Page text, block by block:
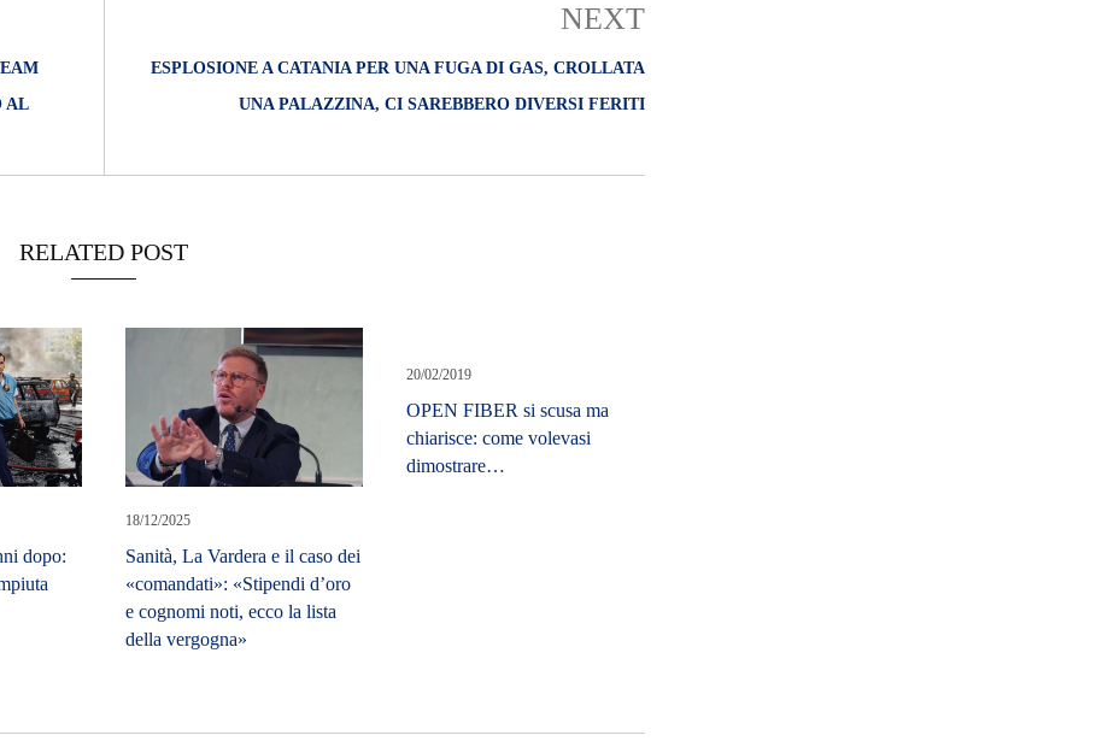
AL
NEXT
ESPLOSIONE A CATANIA PER UNA FUGA DI GAS, CROLLATA
UNA PALAZZINA, CI SAREBBERO DIVERSI FERITI
RELATED POST
dopo:
18/12/2025
Sanità, La Vardera e il caso dei
«comandati»: «Stipendi d’oro
e cognomi noti, ecco la lista
della vergogna»
20/02/2019
OPEN FIBER si scusa ma
chiarisce: come volevasi
dimostrare…